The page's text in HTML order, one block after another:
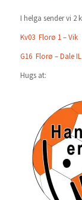
I helga sender vi 2
Kv03 Florø 1 – Vik
G16 Florø – Dale IL
Hugs at: